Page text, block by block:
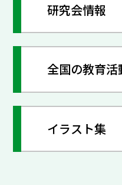
研究会情報
全国の教育活
イラスト集